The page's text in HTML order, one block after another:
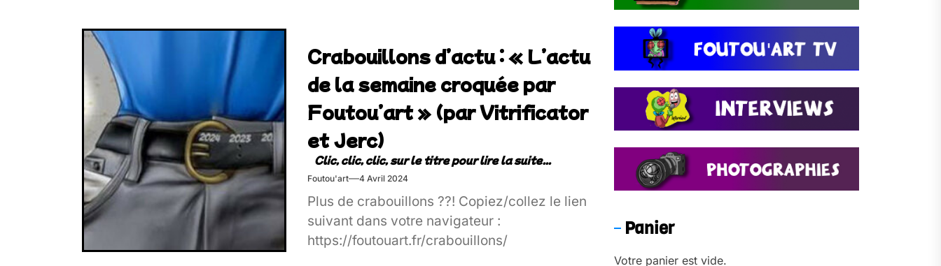
Crabouillons d’actu : « L’actu
de la semaine croquée par
Foutou’art » (par Vitrificator
et Jerc)
Foutou'art 4 Avril 2024
Plus de crabouillons ??! Copiez/collez le lien
suivant dans votre navigateur :
https://foutouart.fr/crabouillons/
Panier
Votre panier est vide.